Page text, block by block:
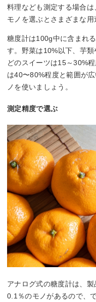
料理なども測定する場合
モノを選ぶとさまざまな用
糖度計は100g中に含まれ
す。野菜は10%以下、芋
どのスイーツは15～30%
は40〜80%程度と範囲が
ノを使いましょう。
測定精度で選ぶ
アナログ式の糖度計は、
0.1％のモノがあるので、